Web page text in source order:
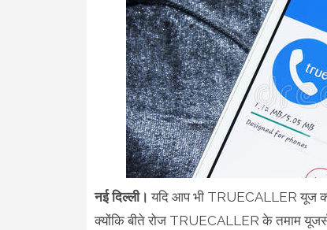
नई दिल्ली। यदि आप भी TRUECALLER यूज
क्योंकि बीते रोज TRUECALLER के तमाम